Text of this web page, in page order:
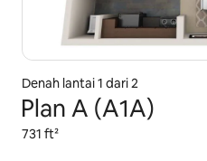
Denah lantai 1 dari 2
Plan A (A1A)
731 ft²